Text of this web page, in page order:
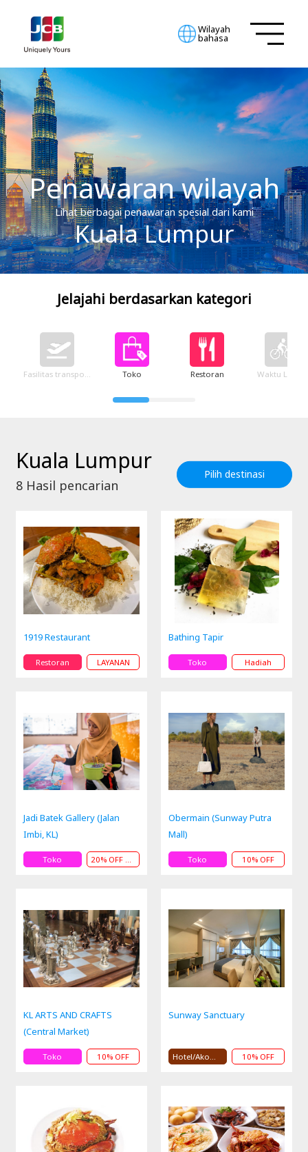
Wilayah
bahasa
Penawaran wilayah
Lihat berbagai penawaran spesial dari kami
Kuala Lumpur
Jelajahi berdasarkan kategori
Fasilitas transportasi Toko Restoran Waktu Luang
Kuala Lumpur
8 Hasil pencarian
Pilih destinasi
1919 Restaurant
Restoran LAYANAN
Bathing Tapir
Toko Hadiah
Jadi Batek Gallery (Jalan
Imbi, KL)
Toko 20% OFF danLAYANAN
Obermain (Sunway Putra
Mall)
Toko 10% OFF
KL ARTS AND CRAFTS
(Central Market)
Toko 10% OFF
Sunway Sanctuary
10% OFF